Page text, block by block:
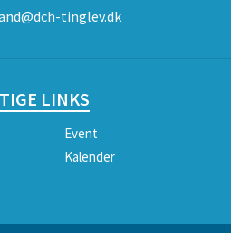
tinglev.dk
LINKS
Event
Kalender